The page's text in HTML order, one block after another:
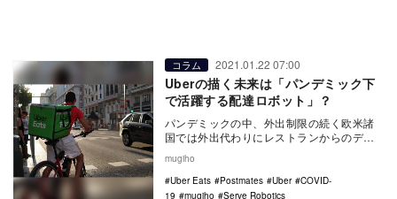
コラム 2021.01.22 07:00
Uberの描く未来は「パンデミック下
で活躍する配達ロボット」？
パンデミックの中、外出制限の続く欧米諸
国では外出代わりにレストランからのデリ
急増しており、…
mugiho
Uber Eats
Postmates Uber
COVID-
19
mugiho Serve Robotics